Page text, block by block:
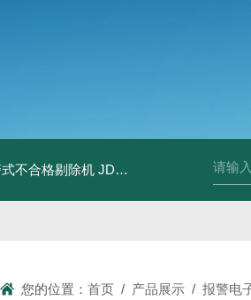
不合格剔除机 JDT-GT-A8E儿童玩具包装合规检测秤漏装配件报警滚筒称
您的位置：首页 / 产品展示 /报警电